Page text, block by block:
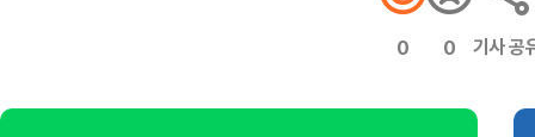
0 0 기사 공